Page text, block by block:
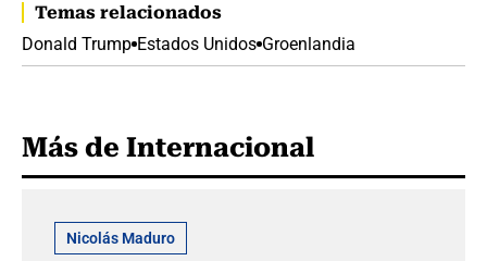
Temas relacionados
Donald Trump Estados Unidos Groenlandia
Más de Internacional
Nicolás Maduro